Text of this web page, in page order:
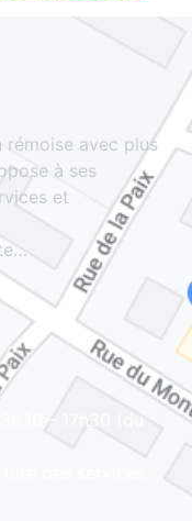
rémoise avec plus
à ses
et
- 17h30 (du
des services